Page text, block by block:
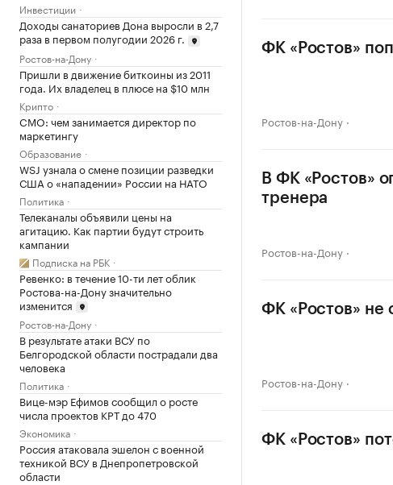
Инвестиции
Доходы санаториев Дона выросли в 2,7
раза в первом полугодии 2026 г.
Ростов-на-Дону
Пришли в движение биткоины из 2011
года. Их владелец в плюсе на $10 млн
Крипто
CMO: чем занимается директор по
маркетингу
Образование
WSJ узнала о смене позиции разведки
США о «нападении» России на НАТО
Политика
Телеканалы объявили цены на
агитацию. Как партии будут строить
кампании
Подписка на РБК
Ревенко: в течение 10-ти лет облик
Ростова-на-Дону значительно
изменится
Ростов-на-Дону
В результате атаки ВСУ по
Белгородской области пострадали два
человека
Политика
Вице-мэр Ефимов сообщил о росте
числа проектов КРТ до 470
Экономика
Россия атаковала эшелон с военной
техникой ВСУ в Днепропетровской
области
ФК «Ростов»
Ростов-на-Дону
В ФК «Ростов»
тренера
Ростов-на-Дону
ФК «Ростов» не
Ростов-на-Дону
ФК «Ростов»